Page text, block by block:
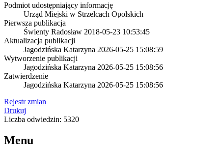
Podmiot udostępniający informację
Urząd Miejski w Strzelcach Opolskich
Pierwsza publikacja
Świenty Radosław 2018-05-23 10:53:45
Aktualizacja publikacji
Jagodzińska Katarzyna 2026-05-25 15:08:59
Wytworzenie publikacji
Jagodzińska Katarzyna 2026-05-25 15:08:56
Zatwierdzenie
Jagodzińska Katarzyna 2026-05-25 15:08:56
Rejestr zmian
Drukuj
Liczba odwiedzin: 5320
Menu